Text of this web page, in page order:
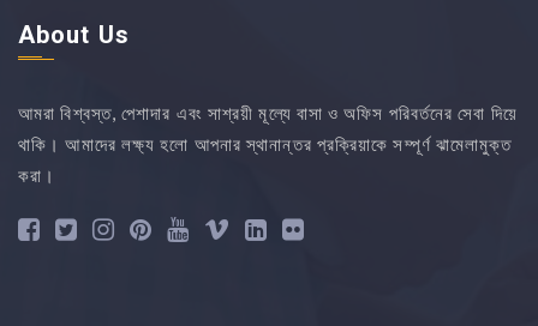
About Us
আমরা বিশ্বস্ত, পেশাদার এবং সাশ্রয়ী মূল্যে বাসা ও অফিস পরিবর্তনের সেবা দিয়ে
থাকি। আমাদের লক্ষ্য হলো আপনার স্থানান্তর প্রক্রিয়াকে সম্পূর্ণ ঝামেলামুক্ত
করা।